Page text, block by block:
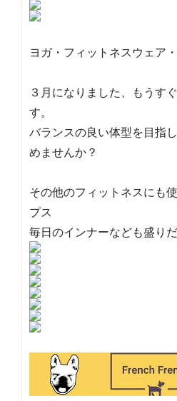
ヨガ・フィットネスウェア
３月になりました、もうす
す。
バランスの良い体型を目指
めませんか？
その他のフィットネスにも
プス
毎日のインナーなども盛り